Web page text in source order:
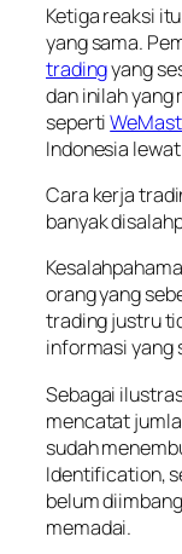
Ketiga reaksi
yang sama.
tradingyang
dan inilah
seperti
Indonesia
Cara kerja
banyak
orang yang
trading justru
informasi yang
Sebagai
mencatat
sudah
Identification,
belum
memadai.